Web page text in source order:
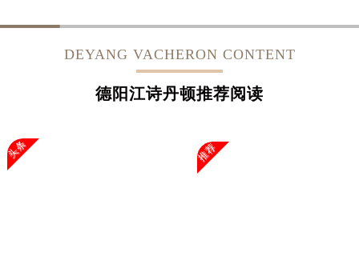
DEYANG VACHERON CONTENT
德阳江诗丹顿推荐阅读
头条 推荐